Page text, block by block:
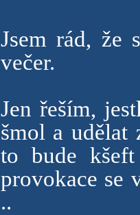
Jsem rád,
večer.
Jen řeším,
šmol a udělat
to bude
provokace se
..